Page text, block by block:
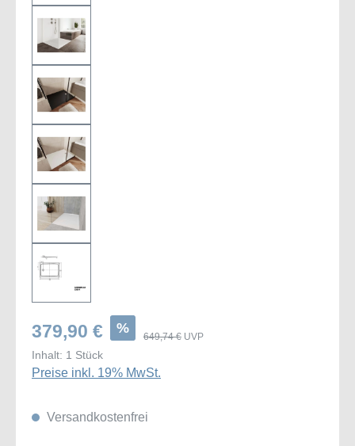
379,90 € %
649,74 € UVP
Inhalt: 1 Stück
Preise inkl. 19% MwSt.
Versandkostenfrei